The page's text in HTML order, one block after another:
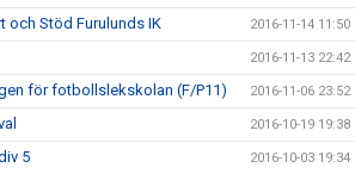
och Stöd Furulunds IK 2016-11-14 11:50
2016-11-13 22:42
för fotbollslekskolan (F/P11) 2016-11-06 23:52
2016-10-19 19:38
5 2016-10-03 19:34